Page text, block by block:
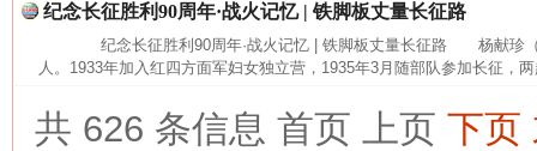
纪念长征胜利90周年·战火记忆 | 铁脚板丈量长征路
纪念长征胜利90周年·战火记忆 | 铁脚板丈量长征路 杨献珍（
人。1933年加入红四方面军妇女独立营，1935年3月随部队参加长征，
共 626 条信息 首页 上页 下页
网上购药对药下症？